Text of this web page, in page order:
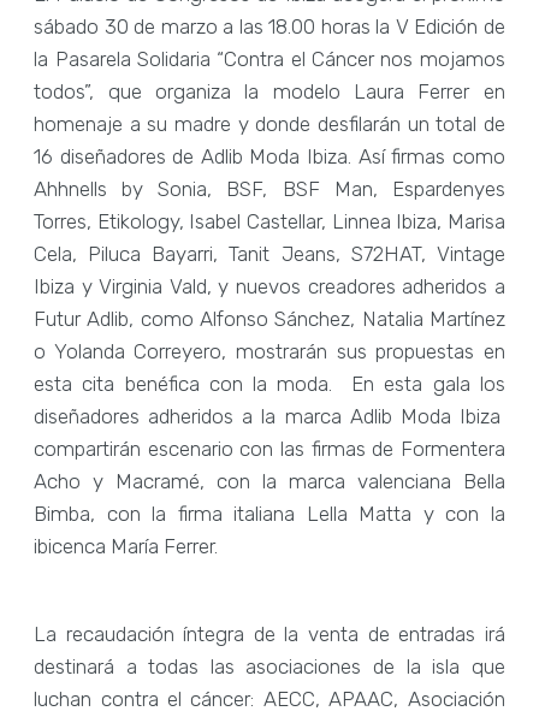
sábado 30 de marzo a las 18.00 horas la V Edición de
la Pasarela Solidaria “Contra el Cáncer nos mojamos
todos”, que organiza la modelo Laura Ferrer en
homenaje a su madre y donde desfilarán un total de
16 diseñadores de Adlib Moda Ibiza. Así firmas como
Ahhnells by Sonia, BSF, BSF Man, Espardenyes
Torres, Etikology, Isabel Castellar, Linnea Ibiza, Marisa
Cela, Piluca Bayarri, Tanit Jeans, S72HAT, Vintage
Ibiza y Virginia Vald, y nuevos creadores adheridos a
Futur Adlib, como Alfonso Sánchez, Natalia Martínez
o Yolanda Correyero, mostrarán sus propuestas en
esta cita benéfica con la moda. En esta gala los
diseñadores adheridos a la marca Adlib Moda Ibiza
compartirán escenario con las firmas de Formentera
Acho y Macramé, con la marca valenciana Bella
Bimba, con la firma italiana Lella Matta y con la
ibicenca María Ferrer.
La recaudación íntegra de la venta de entradas irá
destinará a todas las asociaciones de la isla que
luchan contra el cáncer: AECC, APAAC, Asociación